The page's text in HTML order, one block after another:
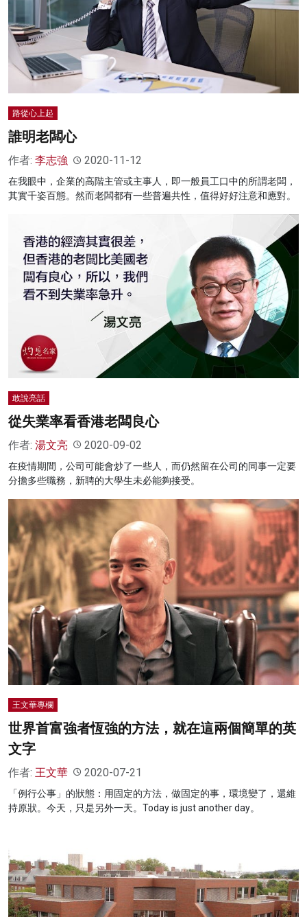
路從心上起
誰明老闆心
作者: 李志強 2020-11-12
在我眼中，企業的高階主管或主事人，即一般員工口中的所謂老闆，
其實千姿百態。然而老闆都有一些普遍共性，值得好好注意和應對。
敢說亮話
從失業率看香港老闆良心
作者: 湯文亮 2020-09-02
在疫情期間，公司可能會炒了一些人，而仍然留在公司的同事一定要
分擔多些職務，新聘的大學生未必能夠接受。
王文華專欄
世界首富強者恆強的方法，就在這兩個簡單的英
文字
作者: 王文華 2020-07-21
「例行公事」的狀態：用固定的方法，做固定的事，環境變了，還維
持原狀。今天，只是另外一天。Today is just another day。